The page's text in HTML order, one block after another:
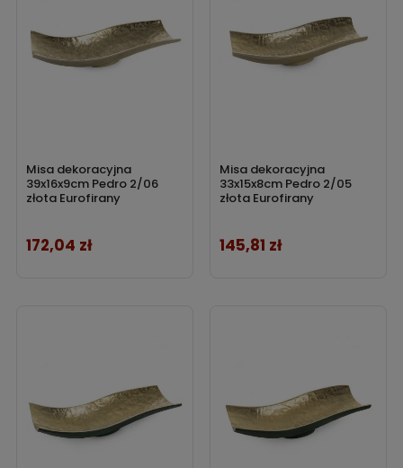
Misa dekoracyjna
39x16x9cm Pedro 2/06
złota Eurofirany
Cena
172,04 zł
Misa dekoracyjna
33x15x8cm Pedro 2/05
złota Eurofirany
Cena
145,81 zł